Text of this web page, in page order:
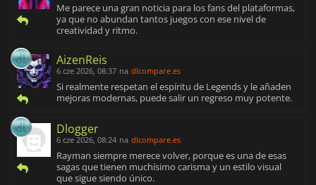
Me parece una gran noticia para los fans del plataformas,
ya que no abundan tantos juegos con ese nivel de
creatividad y ritmo.
AizenReis
6 cze 2026, 08:37 na dlcompare.es
Si realmente respetan el espíritu de Legends y le añaden
mejoras modernas, puede salir un regreso muy potente.
Dlogger
6 cze 2026, 08:24 na dlcompare.es
Rayman siempre merece volver, porque es una de esas
sagas que tienen muchísimo carisma y un estilo visual
que sigue siendo único.